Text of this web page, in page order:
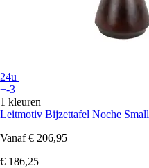
24u
+-3
1 kleuren
Leitmotiv Bijzettafel Noche Small
Vanaf € 206,95
€ 186,25